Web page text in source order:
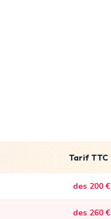
Tarif TTC
des 200 €
des 260 €